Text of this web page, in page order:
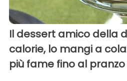
Il dessert amico della
calorie, lo mangi a
più fame fino al pranzo